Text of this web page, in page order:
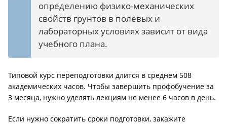
определению физико-механических
свойств грунтов в полевых и
лабораторных условиях зависит от вида
учебного плана.
Типовой курс переподготовки длится в среднем 508
академических часов. Чтобы завершить профобучение за
3 месяца, нужно уделять лекциям не менее 6 часов в день.
Если нужно сократить сроки подготовки, закажите